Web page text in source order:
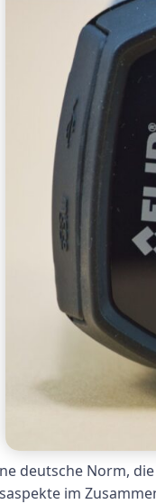
deutsche Norm,
im